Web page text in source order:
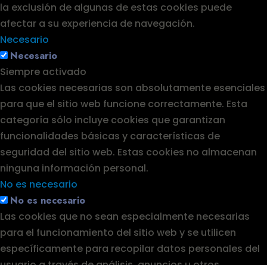
la exclusión de algunas de estas cookies puede
afectar a su experiencia de navegación.
Necesario
Necesario
Siempre activado
Las cookies necesarias son absolutamente esenciales
para que el sitio web funcione correctamente. Esta
categoría sólo incluye cookies que garantizan
funcionalidades básicas y características de
seguridad del sitio web. Estas cookies no almacenan
ninguna información personal.
No es necesario
No es necesario
Las cookies que no sean especialmente necesarias
para el funcionamiento del sitio web y se utilicen
específicamente para recopilar datos personales del